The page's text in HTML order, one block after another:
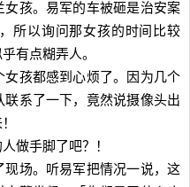
女孩。易军的车被砸是治安案
所以询问那女孩的时间比较
有点糊弄人。
孩都感到心烦了。因为几个
系了一下，竟然说摄像头出
做手脚了吧？！
场。听易军把情况一说，这